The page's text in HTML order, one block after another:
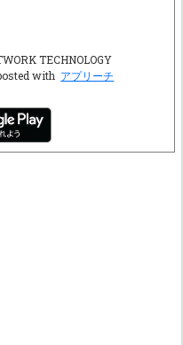
TECHNOLOGY
with アプリーチ